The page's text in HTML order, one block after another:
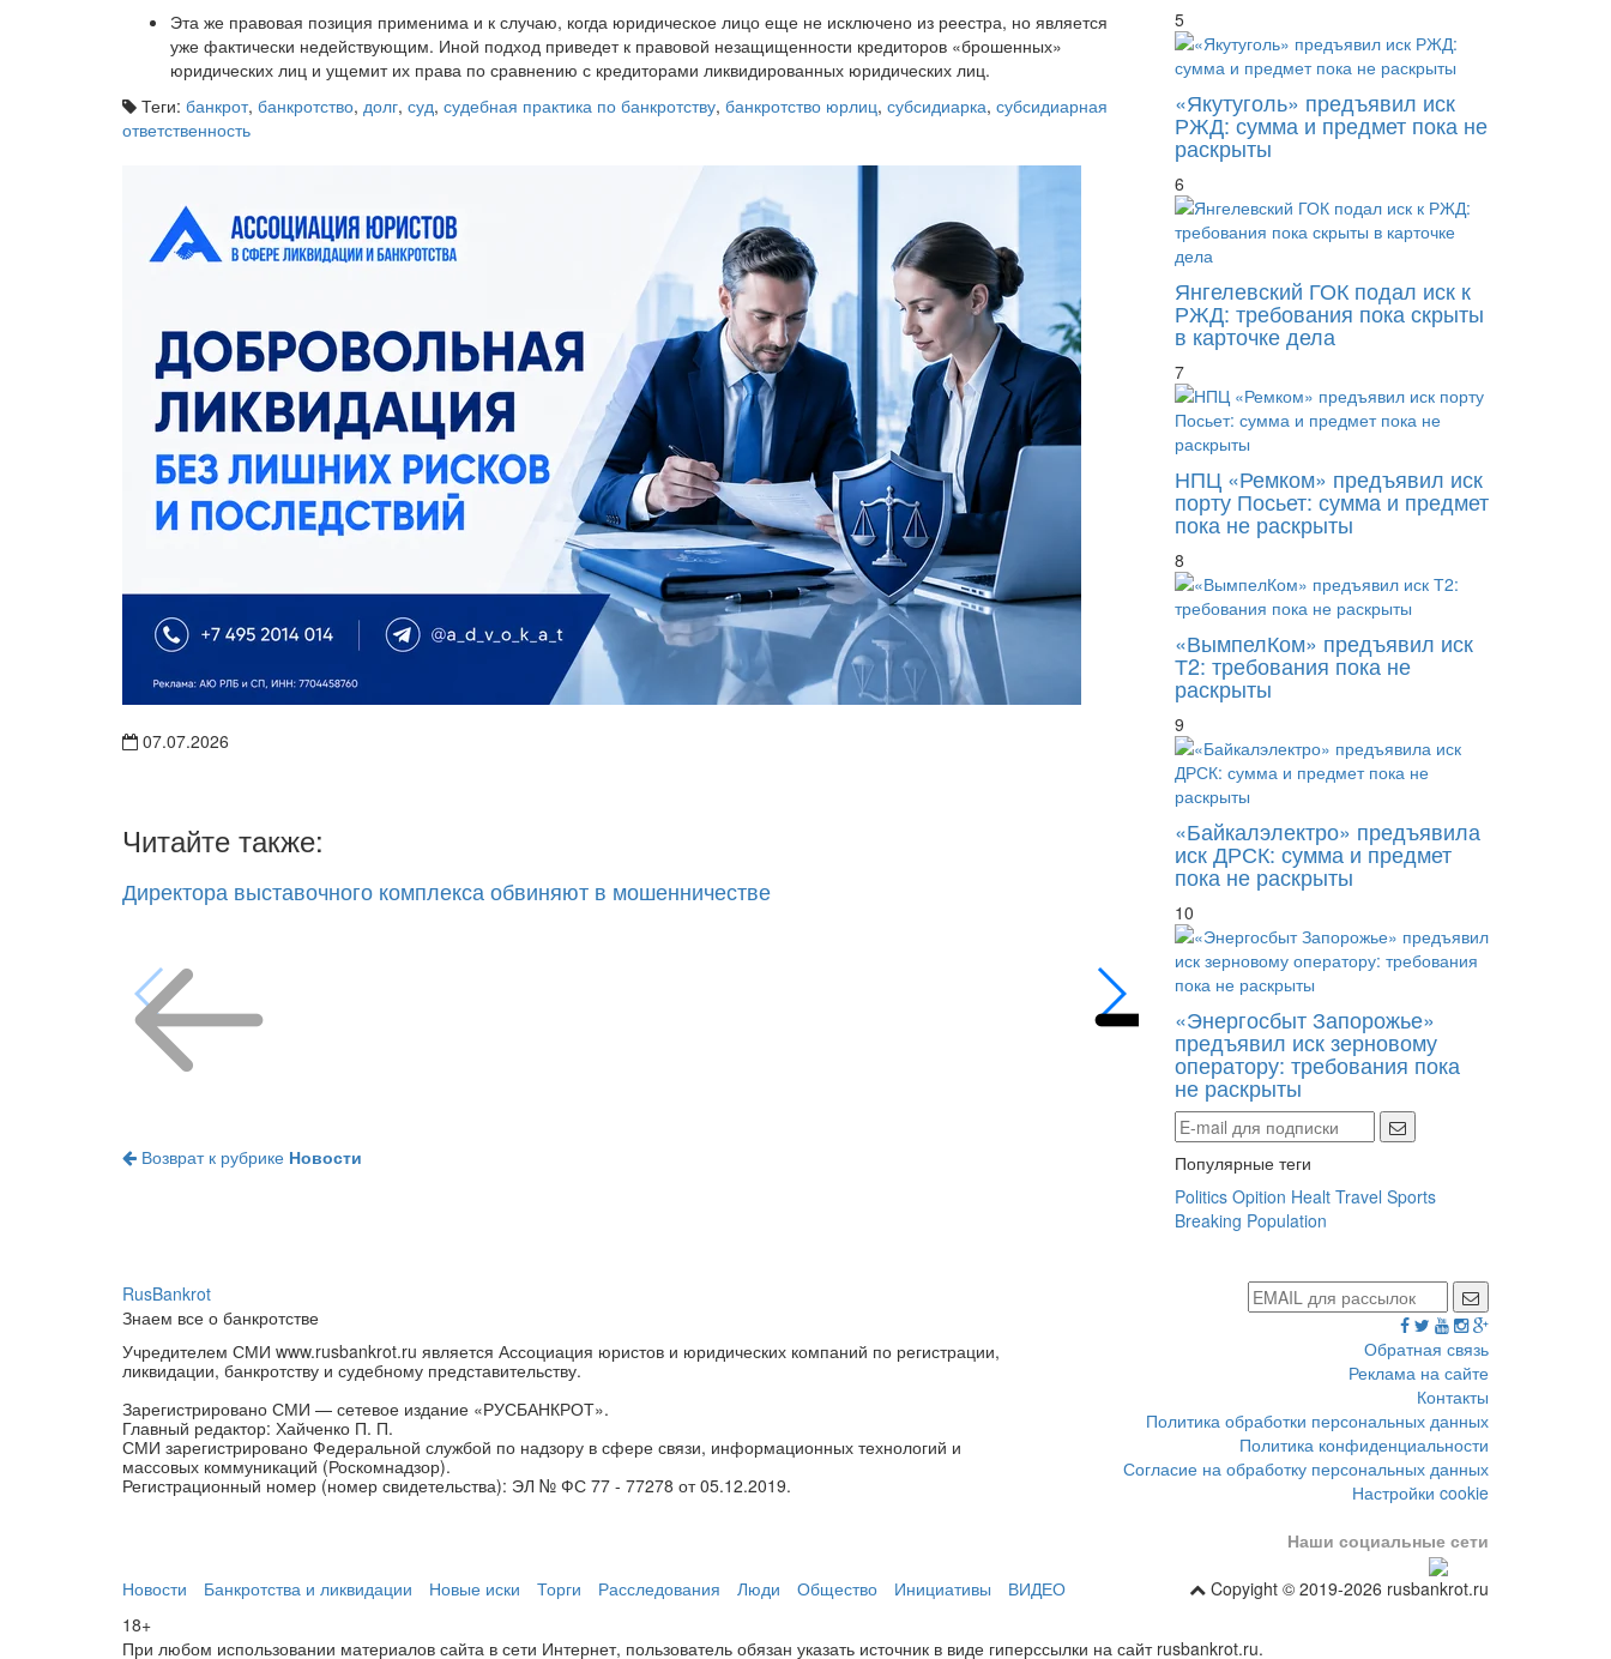
Эта же правовая позиция применима и к случаю, когда юридическое лицо еще не исключено из реестра, но является
уже фактически недействующим. Иной подход приведет к правовой незащищенности кредиторов «брошенных»
юридических лиц и ущемит их права по сравнению с кредиторами ликвидированных юридических лиц.
Теги: банкрот, банкротство, долг, суд, судебная практика по банкротству, банкротство юрлиц, субсидиарка, субсидиарная
ответственность
07.07.2026
Читайте также:
Директора выставочного комплекса обвиняют в мошенничестве Грань между семейным дарением и
Возврат к рубрике Новости
5
«Якутуголь» предъявил иск
РЖД: сумма и предмет пока не
раскрыты
6
Янгелевский ГОК подал иск к
РЖД: требования пока скрыты
в карточке дела
7
НПЦ «Ремком» предъявил иск
порту Посьет: сумма и предмет
пока не раскрыты
8
«ВымпелКом» предъявил иск
Т2: требования пока не
раскрыты
9
«Байкалэлектро» предъявила
иск ДРСК: сумма и предмет
пока не раскрыты
10
«Энергосбыт Запорожье»
предъявил иск зерновому
оператору: требования пока
не раскрыты
Популярные теги
Politics Opition Healt Travel Sports
Breaking Population
RusBankrot
Знаем все о банкротстве
Учредителем СМИ www.rusbankrot.ru является Ассоциация юристов и юридических компаний по регистрации,
ликвидации, банкротству и судебному представительству.
Зарегистрировано СМИ — сетевое издание «РУСБАНКРОТ».
Главный редактор: Хайченко П. П.
СМИ зарегистрировано Федеральной службой по надзору в сфере связи, информационных технологий и
массовых коммуникаций (Роскомнадзор).
Регистрационный номер (номер свидетельства): ЭЛ № ФС 77 - 77278 от 05.12.2019.
Обратная связь
Реклама на сайте
Контакты
Политика обработки персональных данных
Политика конфиденциальности
Согласие на обработку персональных данных
Настройки cookie
Наши социальные сети
Новости Банкротства и ликвидации Новые иски Торги Расследования Люди Общество Инициативы ВИДЕО
Copyight © 2019-2026 rusbankrot.ru
18+
При любом использовании материалов сайта в сети Интернет, пользователь обязан указать источник в виде гиперссылки на сайт rusbankrot.ru.